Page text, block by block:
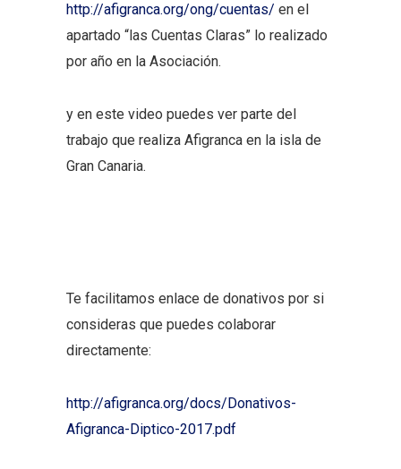
http://afigranca.org/ong/cuentas/ en el
apartado “las Cuentas Claras” lo realizado
por año en la Asociación.
y en este video puedes ver parte del
trabajo que realiza Afigranca en la isla de
Gran Canaria.
Te facilitamos enlace de donativos por si
consideras que puedes colaborar
directamente:
http://afigranca.org/docs/Donativos-
Afigranca-Diptico-2017.pdf